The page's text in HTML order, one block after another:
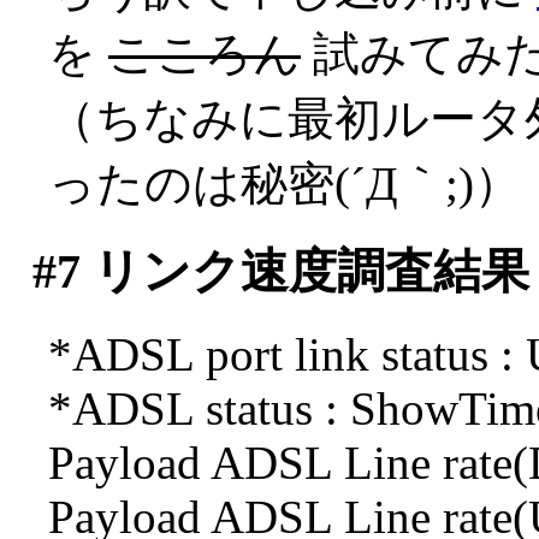
を こころん 試みてみ
（ちなみに最初ルー
ったのは秘密(´Д｀;)）
#7 リンク速度調査結果
*ADSL port link status :
*ADSL status :
Payload ADSL Line
Payload ADSL Line